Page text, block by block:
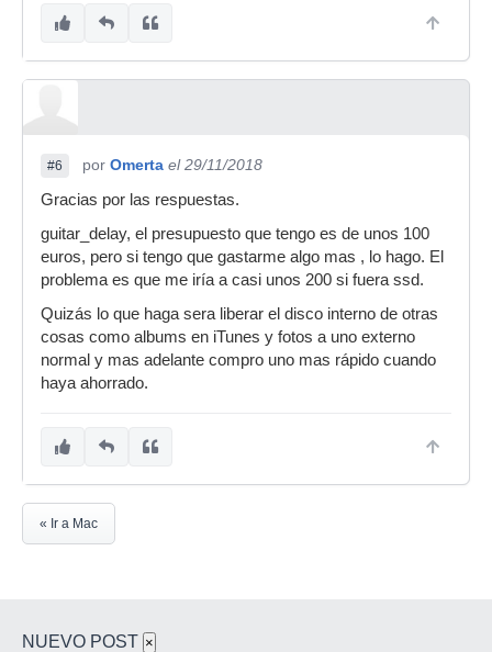
#6 por Omerta el 29/11/2018
Gracias por las respuestas.
guitar_delay, el presupuesto que tengo es de unos 100
euros, pero si tengo que gastarme algo mas , lo hago. El
problema es que me iría a casi unos 200 si fuera ssd.
Quizás lo que haga sera liberar el disco interno de otras
cosas como albums en iTunes y fotos a uno externo
normal y mas adelante compro uno mas rápido cuando
haya ahorrado.
« Ir a Mac
NUEVO POST ×